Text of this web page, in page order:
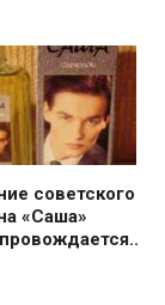
советского
«Саша»